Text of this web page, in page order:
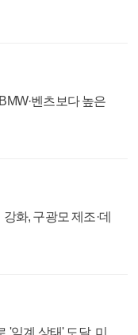
벤츠보다 높은
화, 구광모 제조·데
'임계 상태' 도달, 미